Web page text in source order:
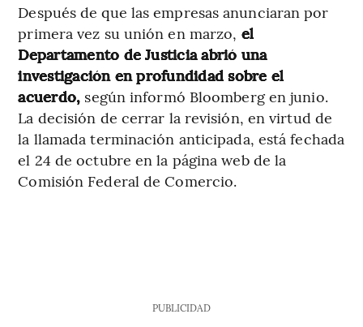
Después de que las empresas anunciaran por
primera vez su unión en marzo, el
Departamento de Justicia abrió una
investigación en profundidad sobre el
acuerdo, según informó Bloomberg en junio.
La decisión de cerrar la revisión, en virtud de
la llamada terminación anticipada, está fechada
el 24 de octubre en la página web de la
Comisión Federal de Comercio.
PUBLICIDAD